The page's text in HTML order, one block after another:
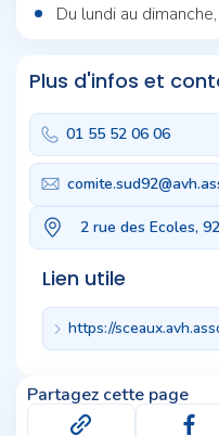
Du lundi au
Plus d'infos et
01 55 52 06 06
2 rue des Ecoles,
Lien utile
https://
Partagez cette page